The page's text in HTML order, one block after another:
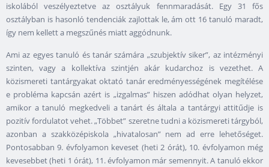
iskolából veszélyeztetve az osztályuk fennmaradását. Egy 31 fős
osztályban is hasonló tendenciák zajlottak le, ám ott 16 tanuló maradt,
így nem kellett a megszűnés miatt aggódnunk.
Ami az egyes tanuló és tanár számára „szubjektív siker”, az intézményi
szinten, vagy a kollektíva szintjén akár kudarchoz is vezethet. A
közismereti tantárgyakat oktató tanár eredményességének megítélése
e probléma kapcsán azért is „izgalmas” hiszen adódhat olyan helyzet,
amikor a tanuló megkedveli a tanárt és általa a tantárgyi attitűdje is
pozitív fordulatot vehet. „Többet” szeretne tudni a közismereti tárgyból,
azonban a szakközépiskola „hivatalosan” nem ad erre lehetőséget.
Pontosabban 9. évfolyamon keveset (heti 2 órát), 10. évfolyamon még
kevesebbet (heti 1 órát), 11. évfolyamon már semennyit. A tanuló ekkor